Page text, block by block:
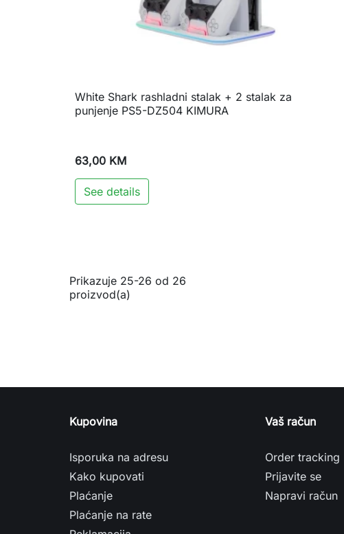
 Brzi pregled
White Shark rashladni stalak + 2 stalak za
punjenje PS5-DZ504 KIMURA
63,00 KM
See details
Prikazuje 25-26 od 26
proizvod(a)
Kupovina
Isporuka na adresu
Kako kupovati
Plaćanje
Plaćanje na rate
Vaš račun
Order tracking
Prijavite se
Napravi račun